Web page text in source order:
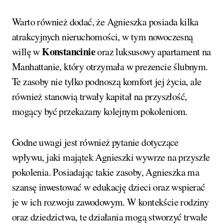
Warto również dodać, że Agnieszka posiada kilka
atrakcyjnych nieruchomości, w tym nowoczesną
willę wKonstancinieoraz luksusowy apartament na
Manhattanie, który otrzymała w prezencie ślubnym.
Te zasoby nie tylko podnoszą komfort jej życia, ale
również stanowią trwały kapitał na przyszłość,
mogący być przekazany kolejnym pokoleniom.
Godne uwagi jest również pytanie dotyczące
wpływu, jaki majątek Agnieszki wywrze na przyszłe
pokolenia. Posiadając takie zasoby, Agnieszka ma
szansę inwestować w edukację dzieci oraz wspierać
je w ich rozwoju zawodowym. W kontekście rodziny
oraz dziedzictwa, te działania mogą stworzyć trwałe